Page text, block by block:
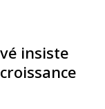
insiste